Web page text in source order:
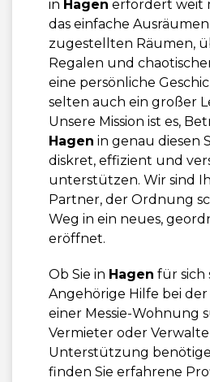
in Hagen erfordert weit
das einfache
zugestellten Räumen,
Regalen und
eine persönliche
selten auch ein großer
Unsere Mission ist es,
Hagen in genau diesen
diskret, effizient und
unterstützen. Wir sind
Partner, der Ordnung
Weg in ein neues,
eröffnet.
Ob Sie in Hagen für sich
Angehörige Hilfe bei
einer Messie-Wohnung
Vermieter oder
Unterstützung
finden Sie erfahrene